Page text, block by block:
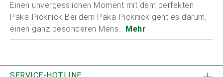
Einen unvergesslichen Moment mit dem perfekten
Paka-Picknick Bei dem Paka-Picknick geht es darum,
einen ganz besonderen Mens… Mehr